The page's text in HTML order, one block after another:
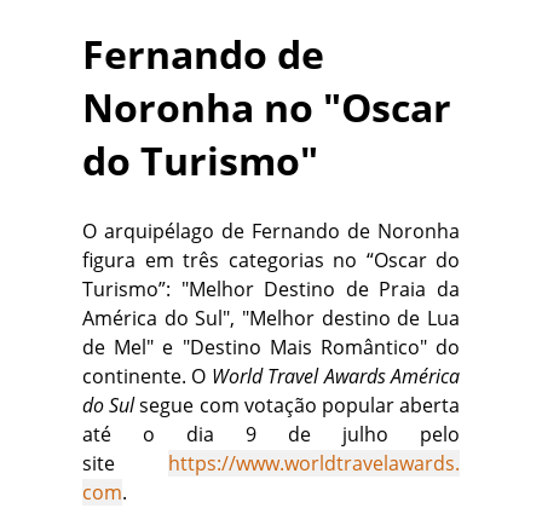
Fernando de
Noronha no "Oscar
do Turismo"
O arquipélago de Fernando de Noronha
figura em três categorias no “Oscar do
Turismo”: "Melhor Destino de Praia da
América do Sul", "Melhor destino de Lua
de Mel" e "Destino Mais Romântico" do
continente. O World Travel Awards América
do Sulsegue com votação popular aberta
até o dia 9 de julho pelo
site https://www.worldtravelawards.
com.